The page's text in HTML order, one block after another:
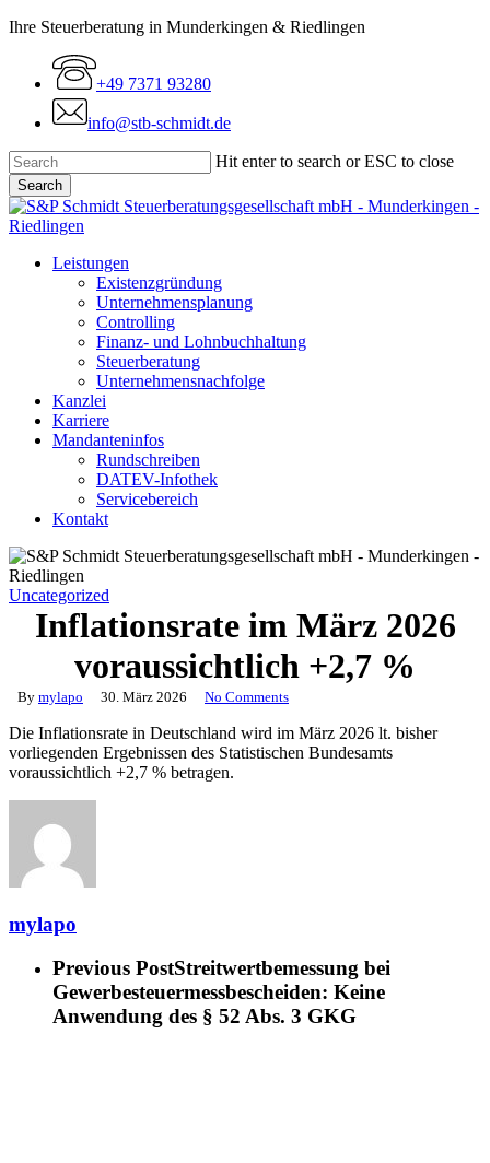
Skip
content
Ihre Steuerberatung in Munderkingen & Riedlingen
+49 7371 93280
info@stb-schmidt.de
Hit enter to search or ESC to close
Search
Close
Search
Menu
Leistungen
Existenzgründung
Unternehmensplanung
Controlling
Finanz- und Lohnbuchhaltung
Steuerberatung
Unternehmensnachfolge
Kanzlei
Karriere
Mandanteninfos
Rundschreiben
DATEV-Infothek
Servicebereich
Kontakt
Uncategorized
Inflationsrate im März 2026
voraussichtlich +2,7 %
By mylapo 30. März 2026 No Comments
Die Inflationsrate in Deutschland wird im März 2026 lt. bisher
vorliegenden Ergebnissen des Statistischen Bundesamts
voraussichtlich +2,7 % betragen.
mylapo
Previous PostStreitwertbemessung bei
Gewerbesteuermessbescheiden: Keine
Anwendung des § 52 Abs. 3 GKG